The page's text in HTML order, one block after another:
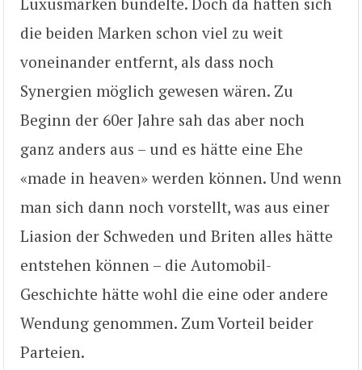
die beiden Marken schon viel zu weit
voneinander entfernt, als dass noch
Synergien möglich gewesen wären. Zu
Beginn der 60er Jahre sah das aber noch
ganz anders aus – und es hätte eine Ehe
«made in heaven» werden können. Und wenn
man sich dann noch vorstellt, was aus einer
Liasion der Schweden und Briten alles hätte
entstehen können – die Automobil-
Geschichte hätte wohl die eine oder andere
Wendung genommen. Zum Vorteil beider
Parteien.